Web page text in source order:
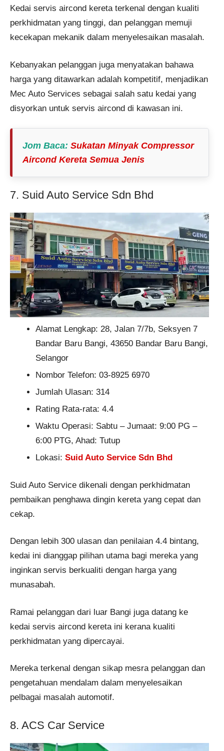
Kedai servis aircond kereta terkenal dengan kualiti
perkhidmatan yang tinggi, dan pelanggan memuji
kecekapan mekanik dalam menyelesaikan masalah.
Kebanyakan pelanggan juga menyatakan bahawa
harga yang ditawarkan adalah kompetitif, menjadikan
Mec Auto Services sebagai salah satu kedai yang
disyorkan untuk servis aircond di kawasan ini​.
Jom Baca: Sukatan Minyak Compressor
Aircond Kereta Semua Jenis
7. Suid Auto Service Sdn Bhd
Alamat Lengkap: 28, Jalan 7/7b, Seksyen 7
Bandar Baru Bangi, 43650 Bandar Baru Bangi,
Selangor
Nombor Telefon: 03-8925 6970
Jumlah Ulasan: 314
Rating Rata-rata: 4.4
Waktu Operasi: Sabtu – Jumaat: 9:00 PG –
6:00 PTG, Ahad: Tutup
Lokasi: Suid Auto Service Sdn Bhd
Suid Auto Service dikenali dengan perkhidmatan
pembaikan penghawa dingin kereta yang cepat dan
cekap.
Dengan lebih 300 ulasan dan penilaian 4.4 bintang,
kedai ini dianggap pilihan utama bagi mereka yang
inginkan servis berkualiti dengan harga yang
munasabah.
Ramai pelanggan dari luar Bangi juga datang ke
kedai servis aircond kereta ini kerana kualiti
perkhidmatan yang dipercayai.
Mereka terkenal dengan sikap mesra pelanggan dan
pengetahuan mendalam dalam menyelesaikan
pelbagai masalah automotif​.
8. ACS Car Service